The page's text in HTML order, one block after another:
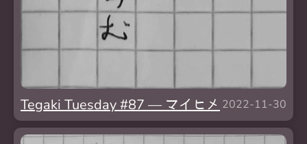
Tegaki Tuesday #87 — マイヒメ 2022-11-30